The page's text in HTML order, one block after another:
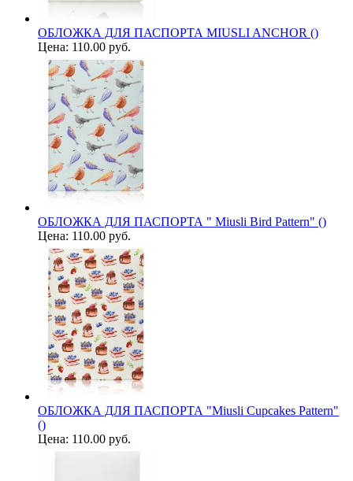
ОБЛОЖКА ДЛЯ ПАСПОРТА MIUSLI ANCHOR ()
Цена: 110.00 руб.
ОБЛОЖКА ДЛЯ ПАСПОРТА " Miusli Bird Pattern" ()
Цена: 110.00 руб.
ОБЛОЖКА ДЛЯ ПАСПОРТА "Miusli Cupcakes Pattern"
()
Цена: 110.00 руб.